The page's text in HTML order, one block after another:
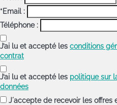
*Email :
Téléphone :
J’ai lu et accepté les conditions
contrat
J’ai lu et accepté les politique sur
données
J´accepte de recevoir les offres